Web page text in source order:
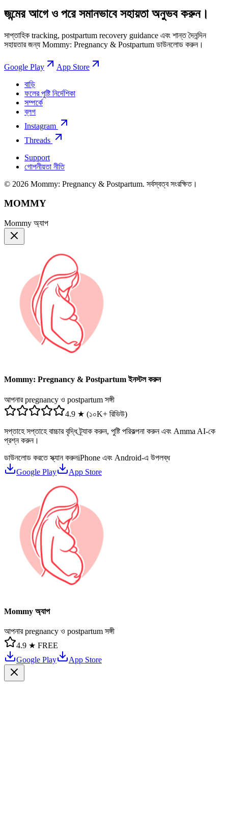
জন্মের আগে ও পরে সমানভাবে সহায়তা অনুভব করুন।
সাপ্তাহিক tracking, postpartum recovery guidance এবং শান্ত দৈনন্দিন
সহায়তার জন্য Mommy: Pregnancy & Postpartum ডাউনলোড করুন।
Google Play
App Store
বাড়ি
ফলের পুষ্টি নির্দেশিকা
সম্পর্কে
ব্লগ
Instagram
Threads
Support
গোপনীয়তা নীতি
© 2026 Mommy: Pregnancy & Postpartum. সর্বস্বত্ব সংরক্ষিত।
MOMMY
Mommy অ্যাপ
Mommy: Pregnancy & Postpartum ইনস্টল করুন
আপনার pregnancy ও postpartum সঙ্গী
4.9 ★ (১০K+ রিভিউ)
সপ্তাহে সপ্তাহে বাচ্চার বৃদ্ধি ট্র্যাক করুন, পুষ্টি পরিকল্পনা করুন এবং Amma AI-কে
প্রশ্ন করুন।
ডাউনলোড করতে স্ক্যান করুনiPhone এবং Android-এ উপলব্ধ
Google Play
App Store
Mommy অ্যাপ
আপনার pregnancy ও postpartum সঙ্গী
4.9 ★ FREE
Google Play
App Store